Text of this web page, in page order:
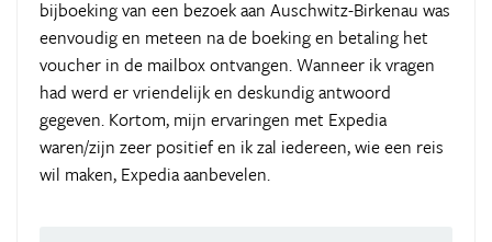
bijboeking van een bezoek aan Auschwitz-Birkenau was
eenvoudig en meteen na de boeking en betaling het
voucher in de mailbox ontvangen. Wanneer ik vragen
had werd er vriendelijk en deskundig antwoord
gegeven. Kortom, mijn ervaringen met Expedia
waren/zijn zeer positief en ik zal iedereen, wie een reis
wil maken, Expedia aanbevelen.